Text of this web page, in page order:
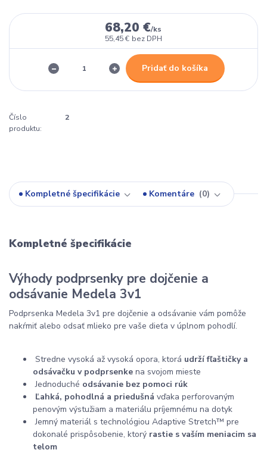
68,20 €/ks
55,45 € bez DPH
Pridať do košíka
Číslo
produktu:
2
Kompletné špecifikácie Komentáre 0
Kompletné špecifikácie
Výhody podprsenky pre dojčenie a
odsávanie Medela 3v1
Podprsenka Medela 3v1 pre dojčenie a odsávanie vám pomôže
nakŕmiť alebo odsať mlieko pre vaše dieťa v úplnom pohodlí.
Stredne vysoká až vysoká opora, ktorá udrží fľaštičky a
odsávačku v podprsenke na svojom mieste
Jednoduché odsávanie bez pomoci rúk
Ľahká, pohodlná a priedušná vďaka perforovaným
penovým výstužiam a materiálu príjemnému na dotyk
Jemný materiál s technológiou Adaptive Stretch™ pre
dokonalé prispôsobenie, ktorý rastie s vaším meniacim sa
telom